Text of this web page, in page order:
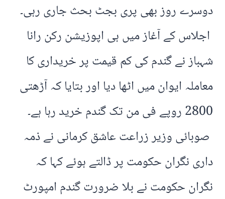
دوسرے روز بھی پری بجٹ بحث جاری رہی۔
اجلاس کے آغاز میں ہی اپوزیشن رکن رانا
شہباز نے گندم کی کم قیمت پر خریداری کا
معاملہ ایوان میں اٹھا دیا اور بتایا کہ آڑھتی
2800 روپے فی من تک گندم خرید رہا ہے۔
صوبائی وزیر زراعت عاشق کرمانی نے ذمہ
داری نگران حکومت پر ڈالتے ہوئے کہا کہ
نگران حکومت نے بلا ضرورت گندم امپورٹ